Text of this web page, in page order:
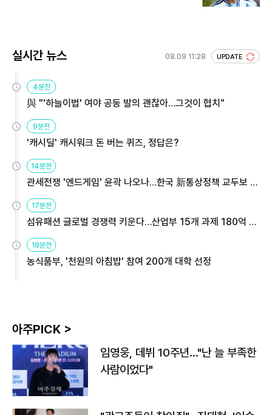
실시간 뉴스 08.09 11:28 UPDATE
4분전
與 "'하늘이법' 여야 공동 발의 괜찮아…그것이 협치"
9분전
'캐시딜' 캐시워크 돈 버는 퀴즈, 정답은?
14분전
관세전쟁 '엔드게임' 윤곽 나오나…한국 新통상정책 교두보 활
용해야
17분전
섬유패션 글로벌 경쟁력 키운다…산업부 15개 과제 180억 지
원
18분전
농식품부, '천원의 아침밥' 참여 200개 대학 선정
아주PICK >
임영웅, 데뷔 10주년…"난 늘 부족한
사람이었다"